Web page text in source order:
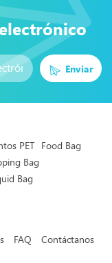
Enviar
PET
Food Bag
Bag
Bag
FAQ Contáctanos